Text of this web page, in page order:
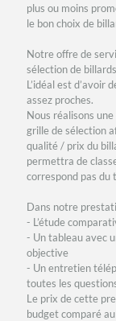
plus ou moins
le bon choix de
Notre offre de
sélection de
L’idéal est d’avoir
assez proches.
Nous réalisons une
grille de sélection
qualité / prix du
permettra de
correspond pas du
Dans notre
- L’étude
- Un tableau avec
objective
- Un entretien
toutes les
Le prix de cette
budget comparé